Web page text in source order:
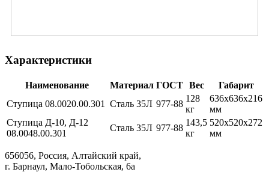
Характеристики
Наименование Материал ГОСТ Вес
Габарит
Ступица 08.0020.00.301
Сталь 35Л 977-88
128
кг
636х636х216
мм
Ступица Д-10, Д-12
08.0048.00.301
Сталь 35Л 977-88
143,5
кг
520х520х272
мм
656056, Россия, Алтайский край,
г. Барнаул, Мало-Тобольская, 6а